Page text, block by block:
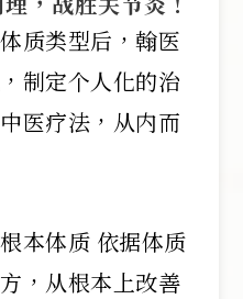
质类型后，翰医
制定个人化的治
医疗法，从内而
本体质 依据体质
，从根本上改善